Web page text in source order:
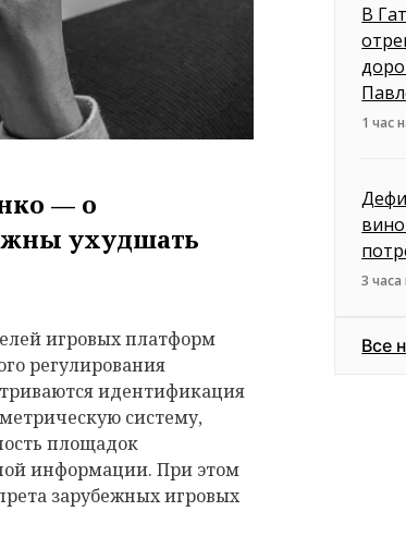
— о
ухудшать
игровых платформ
регулирования
идентификация
систему,
площадок
информации. При этом
зарубежных игровых
В
1 час
3
Все